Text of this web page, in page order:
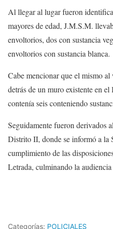
Al llegar al lugar fueron
mayores de edad, J.M.S.M.
envoltorios, dos con sustancia
envoltorios con sustancia blanca.
Cabe mencionar que el mismo
detrás de un muro existente en
contenía seis conteniendo
Seguidamente fueron derivados
Distrito II, donde se informó a la
cumplimiento de las
Letrada, culminando la
Categorías: POLICIALES